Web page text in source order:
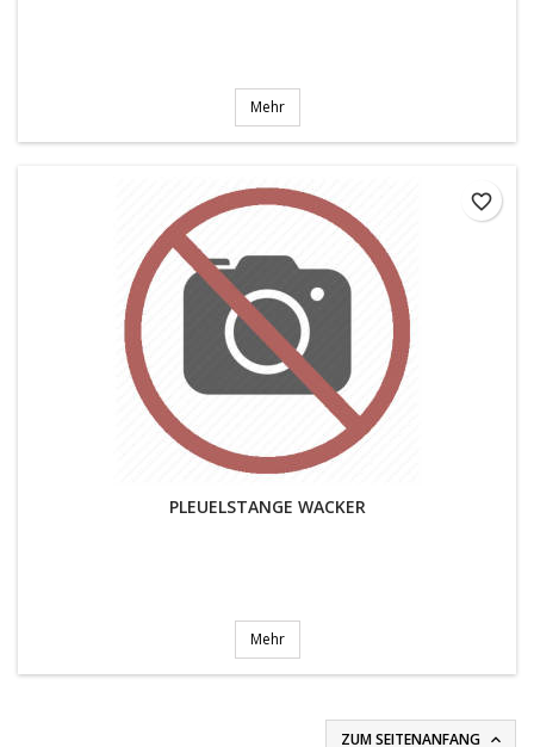
Mehr
PLEUELSTANGE WACKER
Mehr
favorite_border
ZUM SEITENANFANG 